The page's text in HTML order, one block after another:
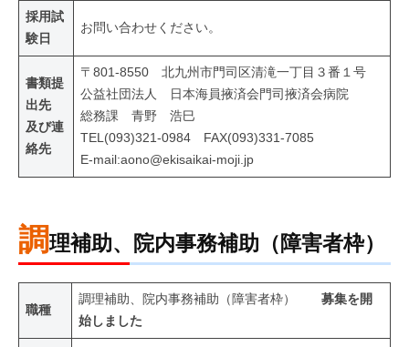
採用試
験日
お問い合わせください。
書類提
出先
及び連
絡先
〒801-8550 北九州市門司区清滝一丁目３番１号
公益社団法人 日本海員掖済会門司掖済会病院
総務課 青野 浩巳
TEL(093)321-0984 FAX(093)331-7085
E-mail:aono@ekisaikai-moji.jp
調理補助、院内事務補助（障害者枠）
職種
調理補助、院内事務補助（障害者枠） 募集を開
始しました